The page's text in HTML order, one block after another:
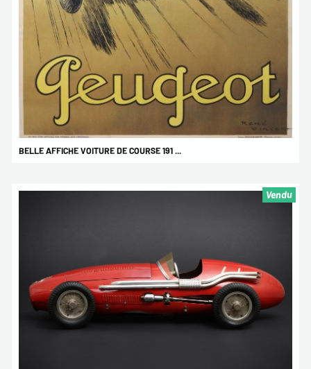
BELLE AFFICHE VOITURE DE COURSE 191 ...
Vendu